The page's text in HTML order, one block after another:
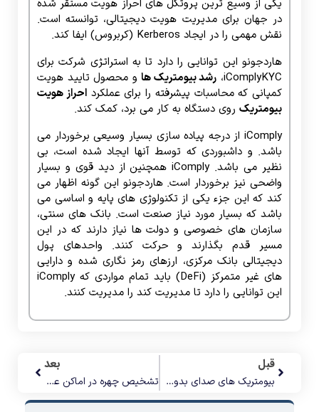
یکی از وسیع ترین پروتکل های احراز هویت مستقر شده
در جهان برای مدیریت هویت دیجیتالی، توانسته است.
نقش مهمی را در ایجاد Kerberos (کربروس) ایفا کند.
هاردجونو این توانایی را دارد تا به استراتژی شرکت برای
iComplyKYC، رشد بیومتریک هاو محصول تایید هویت
کمپانی که محاسبات پیشرفته را برای عملکرداحراز هویت
بیومتریک روی دستگاه به کار می برد، کمک کند.
iComply از درجه پیاده سازی بسیار وسیعی برخوردار می
باشد. و داشبوردی که توسط آنها ایجاد شده است، بی
نظیر می باشد. iComply همچنین از دید قوی و بسیار
واضحی نیز برخوردار است. هاردجونو این گونه اظهار می
کند که این جزء یکی از تکنولوژی های پایه و اساسی می
باشد که بسیار مورد نیاز صنعت است. بانک های سنتی،
سازمان های خصوصی و دولت ها نیاز دارند که در این
مسیر قدم بگذارند و حرکت کنند. واحدهای پول
دیجیتالی بانک مرکزی، ارزهای رمز نگاری شده و دارایی
های غیر متمرکز (DeFi) باید تمام مواردی که iComply
این توانایی را دارد تا مدیریت کند را مدیریت کنند.
قبل
بیومتریک های صدای بدون کد از چه ویژگی هایی برخوردار می باشند؟
بعد
تشخیص چهره در اماکن عمومی در انگلستان و ایرلند به چه صورت می باشد؟